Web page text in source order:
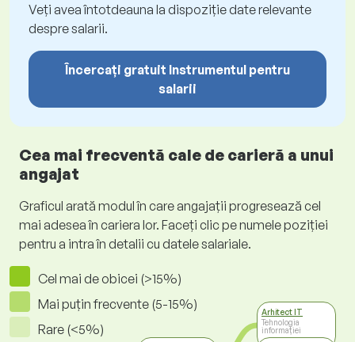
Veți avea întotdeauna la dispoziție date relevante
despre salarii.
Încercați gratuit Instrumentul pentru
salarii
Cea mai frecventă cale de carieră a unui
angajat
Graficul arată modul în care angajații progresează cel
mai adesea în cariera lor. Faceți clic pe numele poziției
pentru a intra în detalii cu datele salariale.
Cel mai de obicei (>15%)
Mai puțin frecvente (5-15%)
Rare (<5%)
Arhitect IT
Tehnologia
informației